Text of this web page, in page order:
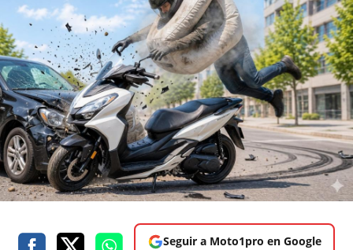
Seguir a Moto1pro en Google